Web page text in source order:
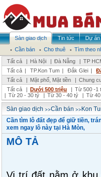
Sàn giao dịch Tin tức Dự án
Cần bán
Cho thuê
Tìm theo
Tất cả
| Hà Nội | Đà Nẵng | TP
Tất cả | TP.Kon Tum | Đắk Glei |
Tất cả
| Mặt phố, Mặt tiền | Chung
Tất cả
| Dưới 500 triệu | Từ 500 -1
| Từ 20 - 30 tỷ | Từ 30 - 40 tỷ | Từ
Sàn giao dịch >>Cần bán >>Kon
Cần tìm lô đất đẹp để giữ tiền,
xem ngay lô này tại Hà Mòn,
MÔ TẢ